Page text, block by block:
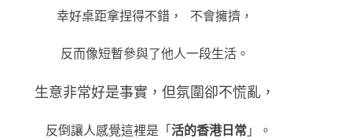
幸好桌距拿捏得不錯， 不會擁擠，
反而像短暫參與了他人一段生活。
生意非常好是事實，但氛圍卻不慌亂，
反倒讓人感覺這裡是「活的香港日常 」。